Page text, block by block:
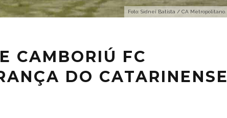
Foto: Sidnei Batista / CA Metropolitano.
CAMBORIÚ FC
DO CATARINENSE